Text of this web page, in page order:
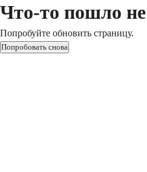
Что-то пошло
Попробуйте обновить страницу.
Попробовать снова